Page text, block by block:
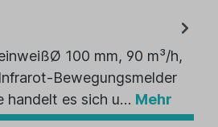
100 mm, 90 m³/h,
Bewegungsmelder
handelt es sich u… Mehr